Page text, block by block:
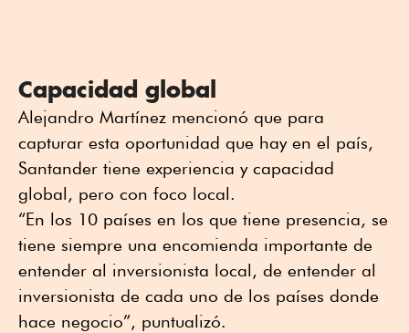
Capacidad global
Alejandro Martínez mencionó que para
capturar esta oportunidad que hay en el país,
Santander tiene experiencia y capacidad
global, pero con foco local.
“En los 10 países en los que tiene presencia, se
tiene siempre una encomienda importante de
entender al inversionista local, de entender al
inversionista de cada uno de los países donde
hace negocio”, puntualizó.